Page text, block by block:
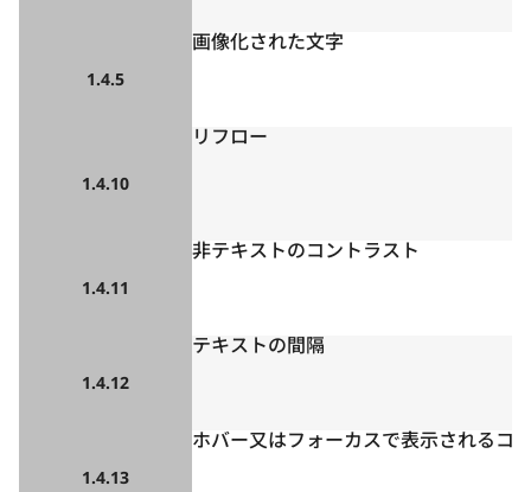
1.4.5
画像化された文字
1.4.10
リフロー
1.4.11
非テキストのコントラスト
1.4.12
テキストの間隔
1.4.13
ホバー又はフォーカスで表示されるコ